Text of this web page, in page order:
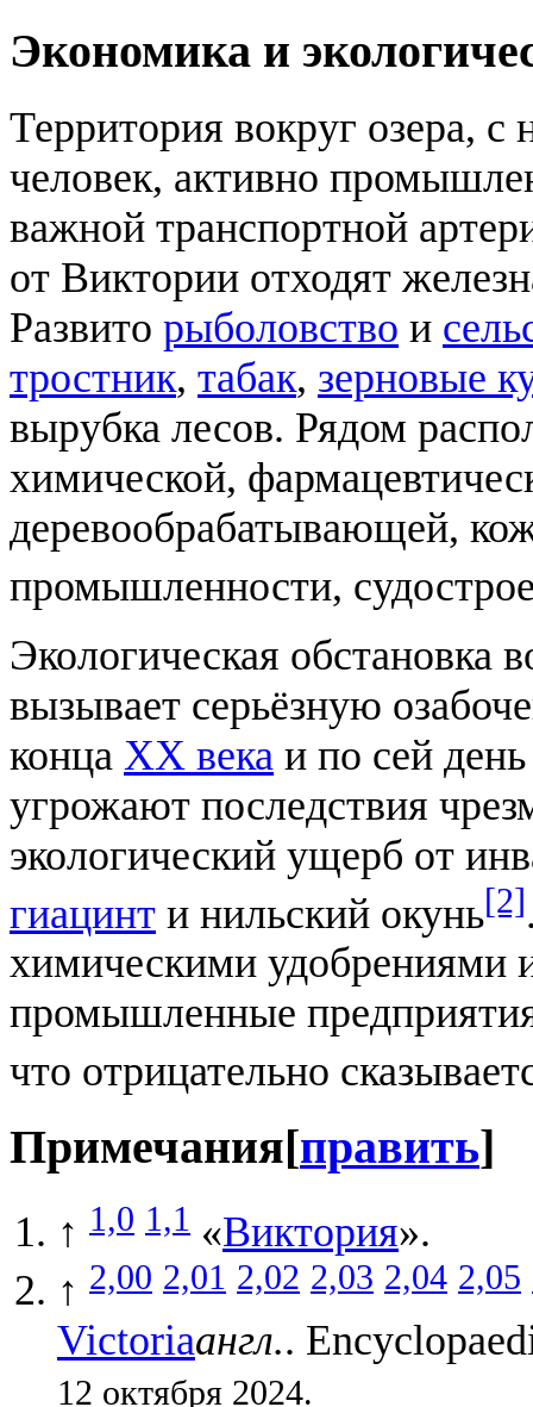
Экономика и
Территория вокруг озера,
человек, активно
важной транспортной
от Виктории отходят
Развито рыболовство и
тростник, табак, зерновые
вырубка лесов. Рядом
химической,
деревообрабатывающей,
промышленности,
Экологическая обстановка
вызывает серьёзную
конца XX века и по сей
угрожают последствия
экологический ущерб от
гиацинт и нильский окунь[2]
химическими удобрениями
промышленные
что отрицательно
Примечания[править]
↑ 1,0 1,1 «Виктория».
↑ 2,00 2,01 2,02 2,03 2,04 2,05
Victoriaангл..
12 октября 2024.